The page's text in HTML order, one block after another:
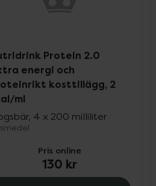
Protein 2.0
energi och
kosttillägg, 2
ml
4 x 200 milliliter
Pris online
130 kr